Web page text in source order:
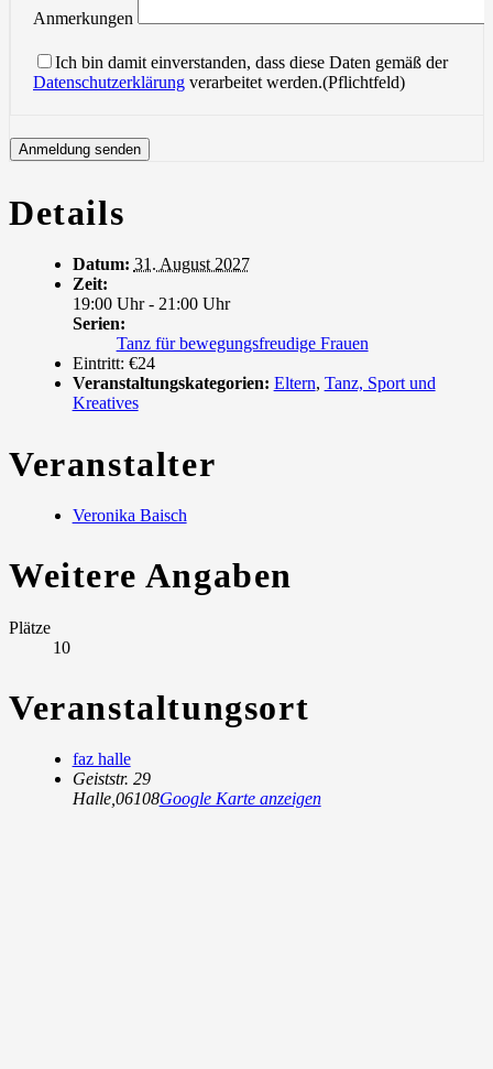
Anmerkungen
Ich bin damit einverstanden, dass diese Daten gemäß der
Datenschutzerklärung verarbeitet werden.(Pflichtfeld)
Details
Datum: 31. August 2027
Zeit:
19:00 Uhr - 21:00 Uhr
Serien:
Tanz für bewegungsfreudige Frauen
Eintritt: €24
Veranstaltungskategorien: Eltern, Tanz, Sport und
Kreatives
Veranstalter
Veronika Baisch
Weitere Angaben
Plätze
10
Veranstaltungsort
faz halle
Geiststr. 29
Halle, 06108Google Karte anzeigen